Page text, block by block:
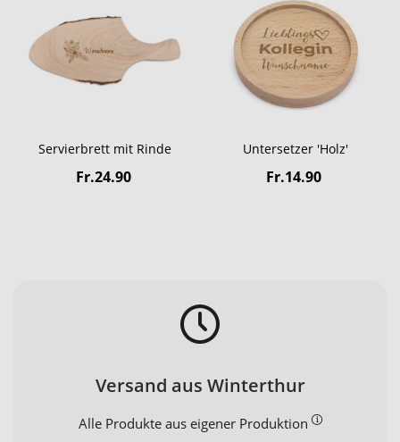
Servierbrett mit Rinde
Fr.24.90
Untersetzer 'Holz'
Fr.14.90
Versand aus Winterthur
Alle Produkte aus eigener Produktion